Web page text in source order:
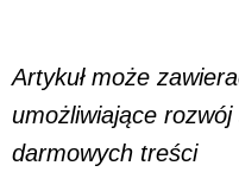
Artykuł może
umożliwiające
darmowych treści